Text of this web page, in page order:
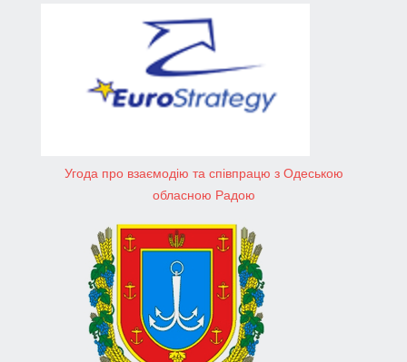
Угода про взаємодію та співпрацю з Одеською
обласною Радою